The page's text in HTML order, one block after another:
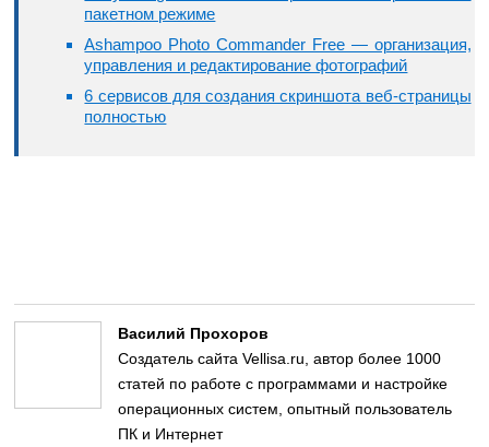
пакетном режиме
Ashampoo Photo Commander Free — организация,
управления и редактирование фотографий
6 сервисов для создания скриншота веб-страницы
полностью
Василий Прохоров
Создатель сайта Vellisa.ru, автор более 1000
статей по работе с программами и настройке
операционных систем, опытный пользователь
ПК и Интернет